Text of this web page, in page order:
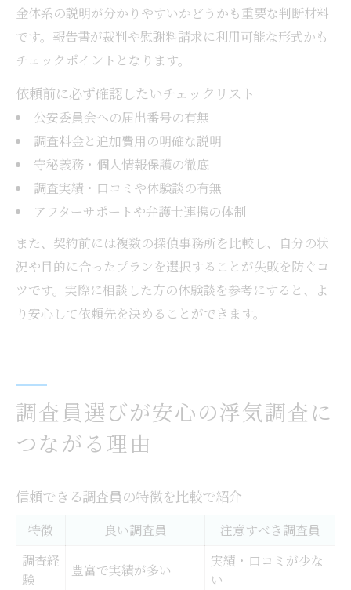
金体系の説明が分かりやすいかどうかも重要な判断材料
です。報告書が裁判や慰謝料請求に利用可能な形式かも
チェックポイントとなります。
依頼前に必ず確認したいチェックリスト
公安委員会への届出番号の有無
調査料金と追加費用の明確な説明
守秘義務・個人情報保護の徹底
調査実績・口コミや体験談の有無
アフターサポートや弁護士連携の体制
また、契約前には複数の探偵事務所を比較し、自分の状
況や目的に合ったプランを選択することが失敗を防ぐコ
ツです。実際に相談した方の体験談を参考にすると、よ
り安心して依頼先を決めることができます。
調査員選びが安心の浮気調査に
つながる理由
信頼できる調査員の特徴を比較で紹介
特徴 良い調査員
注意すべき調査員
調査経
験
豊富で実績が多い
実績・口コミが少な
い